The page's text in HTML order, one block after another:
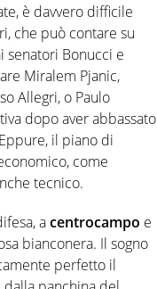
è davvero difficile
che può contare su
senatori Bonucci e
Miralem Pjanic,
Allegri, o Paulo
dopo aver abbassato
il piano di
come
tecnico.
acentrocampo e
bianconera. Il sogno
perfetto il